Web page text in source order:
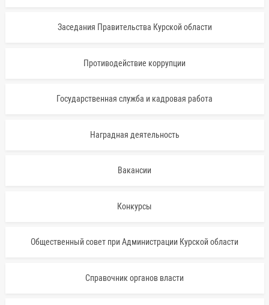
Заседания Правительства Курской области
Противодействие коррупции
Государственная служба и кадровая работа
Наградная деятельность
Вакансии
Конкурсы
Общественный совет при Администрации Курской области
Справочник органов власти